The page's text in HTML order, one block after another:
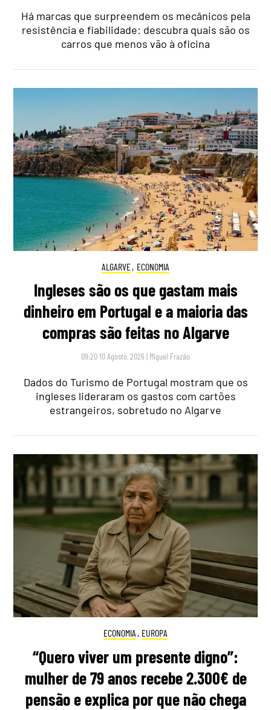
Há marcas que surpreendem os mecânicos pela
resistência e fiabilidade: descubra quais são os
carros que menos vão à oficina
ALGARVE, ECONOMIA
Ingleses são os que gastam mais
dinheiro em Portugal e a maioria das
compras são feitas no Algarve
09:20 10 Agosto, 2026 | Miguel Frazão
Dados do Turismo de Portugal mostram que os
ingleses lideraram os gastos com cartões
estrangeiros, sobretudo no Algarve
ECONOMIA , EUROPA
“Quero viver um presente digno”:
mulher de 79 anos recebe 2.300€ de
pensão e explica por que não chega